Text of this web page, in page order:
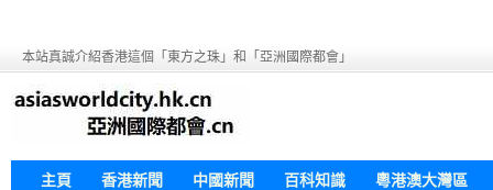
本站真誠介紹香港這個「東方之珠」和「亞洲國際都會」
主頁 香港新聞 中國新聞 百科知識 粵港澳大灣區